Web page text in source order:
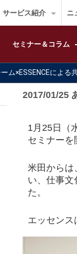
サービス紹介 ニ
セミナー＆コラム
ム×ESSENCEによる
2017/01/25
1月25日（
セミナーを
米田からは
い、仕事文
た。
エッセンス